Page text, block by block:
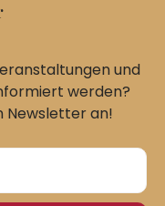
und
werden?
Newsletter an!